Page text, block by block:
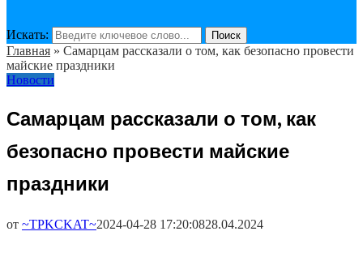
Искать: Поиск
Главная » Самарцам рассказали о том, как безопасно провести
майские праздники
Новости
Самарцам рассказали о том, как
безопасно провести майские
праздники
от ~TPKCKAT~2024-04-28 17:20:0828.04.2024